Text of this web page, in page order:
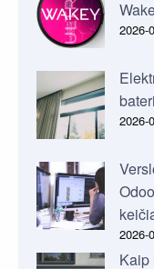
2026-
2026-
2026-
Kaip